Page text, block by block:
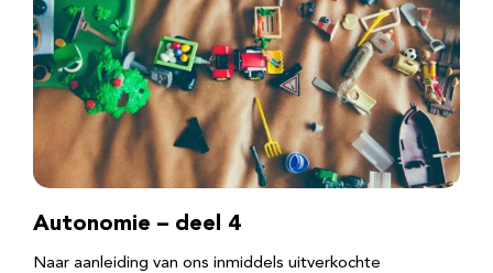
Autonomie – deel 4
Naar aanleiding van ons inmiddels uitverkochte